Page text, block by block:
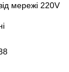
мережі 220V